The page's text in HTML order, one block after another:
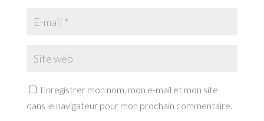
Enregistrer mon nom, mon e-mail et mon site
dans le navigateur pour mon prochain commentaire.